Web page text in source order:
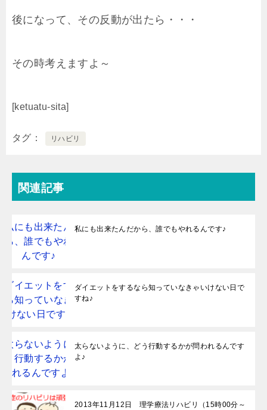
後になって、その反動が出たら・・・
その時考えますよ～
[ketuatu-sita]
タグ リハビリ
関連記事
私にも出来たんだから、誰でもやれるんです♪
ダイエットをするなら知っていなきゃいけない日で
すね♪
太らないように、どう行動するかが問われるんです
よ♪
2013年11月12日 理学療法リハビリ（15時00分～